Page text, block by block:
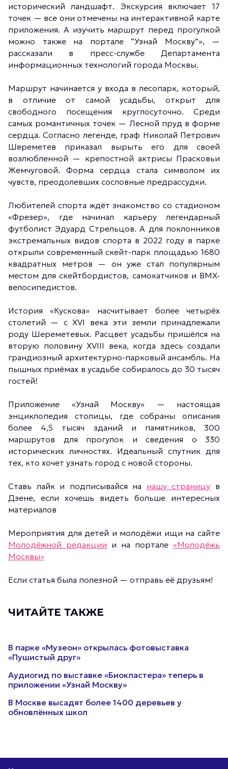
исторический ландшафт. Экскурсия включает 17
точек — все они отмечены на интерактивной карте
приложения. А изучить маршрут перед прогулкой
можно также на портале “Узнай Москву”», —
рассказали в пресс-службе Департамента
информационных технологий города Москвы.
Маршрут начинается у входа в лесопарк, который,
в отличие от самой усадьбы, открыт для
свободного посещения круглосуточно. Среди
самых романтичных точек — Лесной пруд в форме
сердца. Согласно легенде, граф Николай Петрович
Шереметев приказал вырыть его для своей
возлюбленной — крепостной актрисы Прасковьи
Жемчуговой. Форма сердца стала символом их
чувств, преодолевших сословные предрассудки.
Любителей спорта ждёт знакомство со стадионом
«Фрезер», где начинал карьеру легендарный
футболист Эдуард Стрельцов. А для поклонников
экстремальных видов спорта в 2022 году в парке
открыли современный скейт-парк площадью 1680
квадратных метров — он уже стал популярным
местом для скейтбордистов, самокатчиков и BMX-
велосипедистов.
История «Кускова» насчитывает более четырёх
столетий — с XVI века эти земли принадлежали
роду Шереметевых. Расцвет усадьбы пришёлся на
вторую половину XVIII века, когда здесь создали
грандиозный архитектурно-парковый ансамбль. На
пышных приёмах в усадьбе собиралось до 30 тысяч
гостей!
Приложение «Узнай Москву» — настоящая
энциклопедия столицы, где собраны описания
более 4,5 тысяч зданий и памятников, 300
маршрутов для прогулок и сведения о 330
исторических личностях. Идеальный спутник для
тех, кто хочет узнать город с новой стороны.
Ставь лайк и подписывайся на нашу страницу в
Дзене, если хочешь видеть больше интересных
материалов
Мероприятия для детей и молодёжи ищи на сайте
Молодёжной редакции и на портале «Молодёжь
Москвы»
Если статья была полезной — отправь её друзьям!
ЧИТАЙТЕ ТАКЖЕ
В парке «Музеон» открылась фотовыставка
«Пушистый друг»
Аудиогид по выставке «Биокластера» теперь в
приложении «Узнай Москву»
В Москве высадят более 1400 деревьев у
обновлённых школ